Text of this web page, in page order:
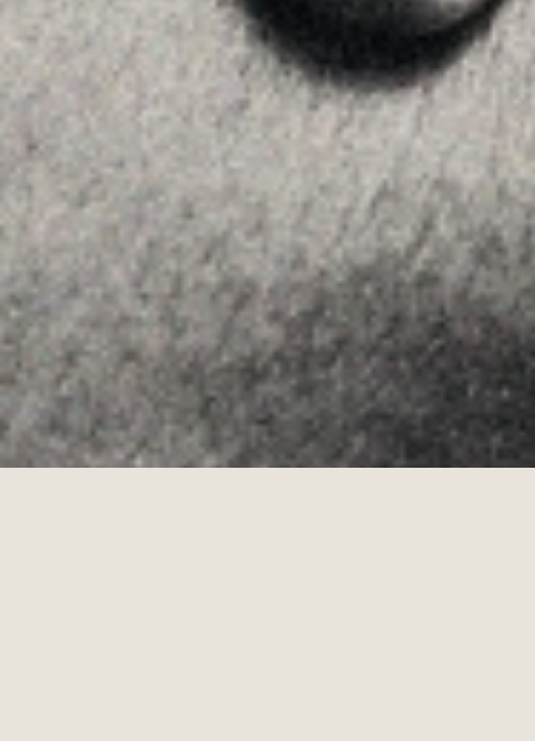
Instagram
Youtube
Allyon — Barcelona, Spain
Copyrights © 2026 AVISO LEGAL ·
POLÍTICA DE COOKIES POLÍTICA DE PRIVACIDAD